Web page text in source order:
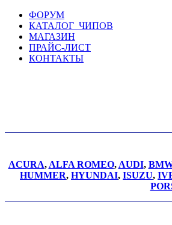
ФОРУМ
КАТАЛОГ ЧИПОВ
МАГАЗИН
ПРАЙС-ЛИСТ
КОНТАКТЫ
ACURA, ALFA ROMEO, AUDI,
HUMMER, HYUNDAI, ISUZU,